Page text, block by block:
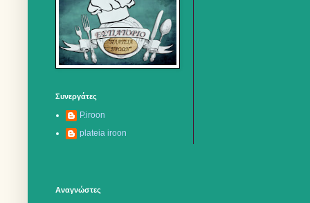
Συνεργάτες
P.iroon
plateia iroon
Αναγνώστες